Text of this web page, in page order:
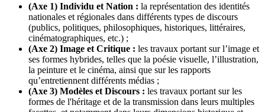
(Axe 1) Individu et Nation : la représentation des identités
nationales et régionales dans différents types de discours
(publics, politiques, philosophiques, historiques, littéraires,
cinématographiques, etc.) ;
(Axe 2) Image et Critique : les travaux portant sur l’image et
ses formes hybrides, telles que la poésie visuelle, l’illustration,
la peinture et le cinéma, ainsi que sur les rapports
qu’entretiennent différents médias ;
(Axe 3) Modèles et Discours : les travaux portant sur les
formes de l'héritage et de la transmission dans leurs multiples